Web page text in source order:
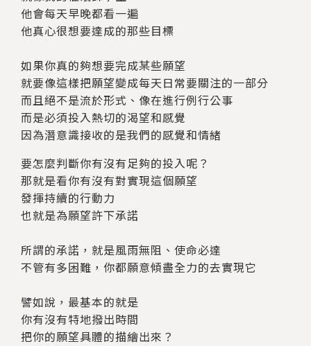
他會每天早晚都看一遍
他真心很想要達成的那些目標
如果你真的夠想要完成某些願望
就要像這樣把願望變成每天日常要關注的一部分
而且絕不是流於形式、像在進行例行公事
而是必須投入熱切的渴望和感覺
因為潛意識接收的是我們的感覺和情緒
要怎麼判斷你有沒有足夠的投入呢？
那就是看你有沒有對實現這個願望
發揮持續的行動力
也就是為願望許下承諾
所謂的承諾，就是風雨無阻、使命必達
不管有多困難，你都願意傾盡全力的去實現它
譬如說，最基本的就是
你有沒有特地撥出時間
把你的願望具體的描繪出來？